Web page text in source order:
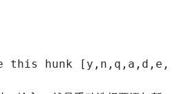
this hunk [y,n,q,a,d,e,?]?